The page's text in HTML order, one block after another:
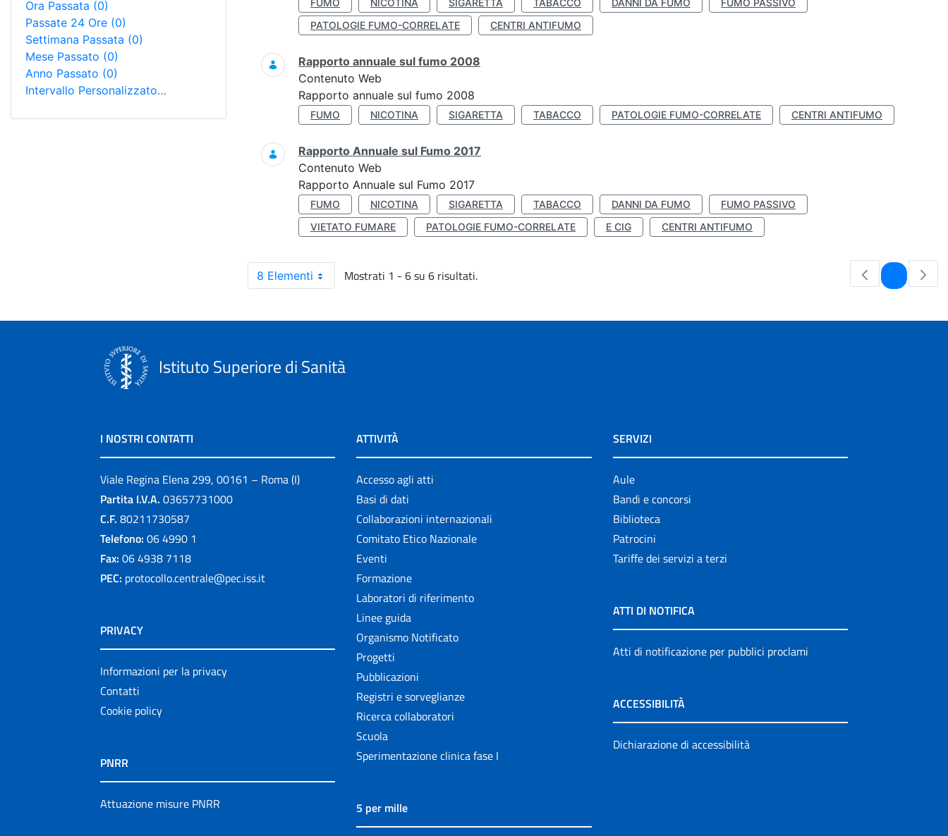
Ora Passata (0)
Passate 24 Ore (0)
Settimana Passata (0)
Mese Passato (0)
Anno Passato (0)
Intervallo Personalizzato…
FUMO NICOTINA SIGARETTA TABACCO DANNI DA FUMO
FUMO PASSIVO
PATOLOGIE FUMO-CORRELATE
CENTRI ANTIFUMO
Rapporto annuale sul fumo 2008
Contenuto Web
Rapporto annuale sul fumo 2008
FUMO NICOTINA SIGARETTA TABACCO PATOLOGIE FUMO-CORRELATE CENTRI ANTIFUMO
Rapporto Annuale sul Fumo 2017
Contenuto Web
Rapporto Annuale sul Fumo 2017
FUMO NICOTINA SIGARETTA TABACCO DANNI DA FUMO
FUMO PASSIVO
VIETATO FUMARE
PATOLOGIE FUMO-CORRELATE E CIG CENTRI ANTIFUMO
8 Elementi Mostrati 1 - 6 su 6 risultati. Pagina
Istituto Superiore di Sanità
I NOSTRI CONTATTI
Viale Regina Elena 299, 00161 – Roma (I)
Partita I.V.A. 03657731000
C.F. 80211730587
Telefono: 06 4990 1
Fax: 06 4938 7118
PEC: protocollo.centrale@pec.iss.it
PRIVACY
Informazioni per la privacy
Contatti
Cookie policy
PNRR
Attuazione misure PNRR
ATTIVITÀ
Accesso agli atti
Basi di dati
Collaborazioni internazionali
Comitato Etico Nazionale
Eventi
Formazione
Laboratori di riferimento
Linee guida
Organismo Notificato
Progetti
Pubblicazioni
Registri e sorveglianze
Ricerca collaboratori
Scuola
Sperimentazione clinica fase I
5 per mille
SERVIZI
Aule
Bandi e concorsi
Biblioteca
Patrocini
Tariffe dei servizi a terzi
ATTI DI NOTIFICA
Atti di notificazione per pubblici proclami
ACCESSIBILITÀ
Dichiarazione di accessibilità